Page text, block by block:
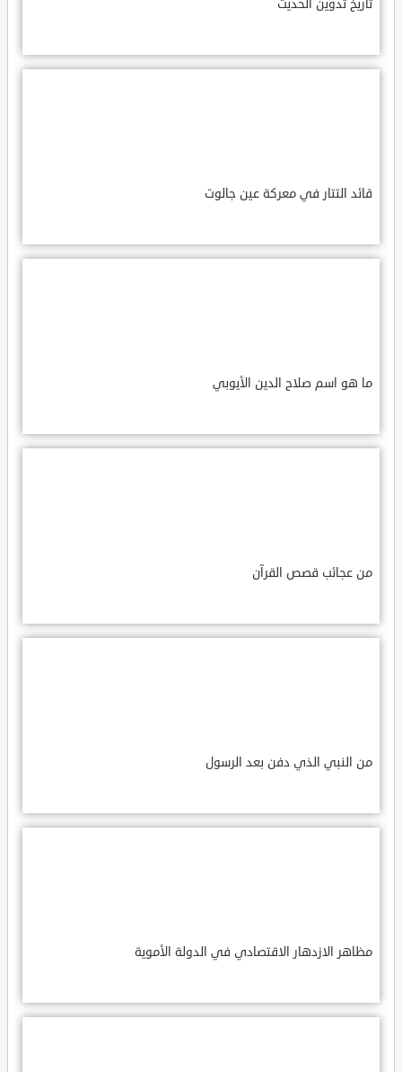
تاريخ تدوين الحديث
قائد التتار في معركة عين جالوت
ما هو اسم صلاح الدين الأيوبي
من عجائب قصص القرآن
من النبي الذي دفن بعد الرسول
مظاهر الازدهار الاقتصادي في الدولة الأموية